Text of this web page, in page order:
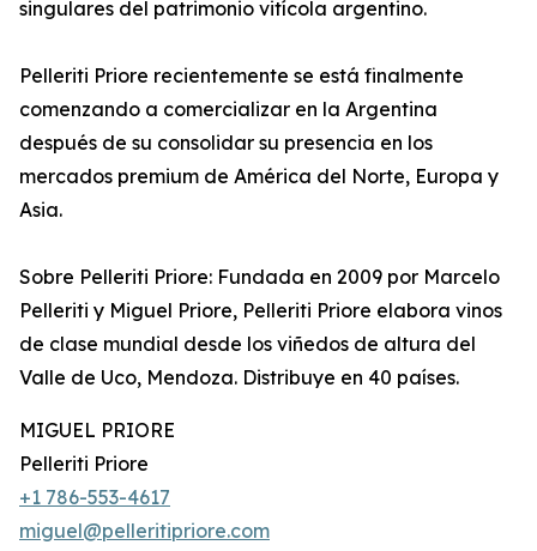
singulares del patrimonio vitícola argentino.
Pelleriti Priore recientemente se está finalmente
comenzando a comercializar en la Argentina
después de su consolidar su presencia en los
mercados premium de América del Norte, Europa y
Asia.
Sobre Pelleriti Priore: Fundada en 2009 por Marcelo
Pelleriti y Miguel Priore, Pelleriti Priore elabora vinos
de clase mundial desde los viñedos de altura del
Valle de Uco, Mendoza. Distribuye en 40 países.
MIGUEL PRIORE
Pelleriti Priore
+1 786-553-4617
miguel@pelleritipriore.com